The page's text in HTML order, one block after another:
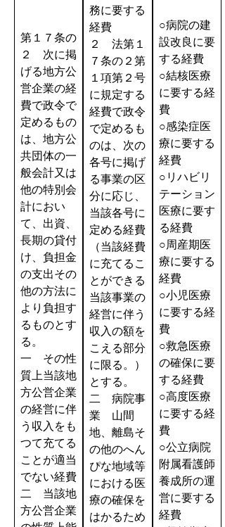
第１７条の
２ 次に掲
げる地方公
営企業の経
費で政令で
定めるもの
は、地方公
共団体の一
般会計又は
他の特別会
計におい
て、出資、
長期の貸付
け、負担金
の支出その
他の方法に
より負担す
るものとす
る。
一 その性
質上当該地
方公営企業
の経営に伴
う収入をも
つて充てる
ことが適当
でない経費
二 当該地
方公営企業
務に要する
経費
２ 法第１
７条の２第
１項第２号
に規定する
経費で政令
で定めるも
のは、次の
各号に掲げ
る事業の区
分に応じ、
当該各号に
定める経費
（当該経費
に充てるこ
とができる
当該事業の
経営に伴う
収入の額を
こえる部分
に限る。）
とする。
二 病院事
業 山間
地、離島そ
の他のへん
ぴな地域等
における医
療の確保を
はかるため
○病院の建
設改良に要
する経費
○結核医療
に要する経
費
○感染症医
療に要する
経費
○リハビリ
テーション
医療に要す
る経費
○周産期医
療に要する
経費
○小児医療
に要する経
費
○救急医療
の確保に要
する経費
○高度医療
に要する経
費
○公立病院
附属看護師
養成所の運
営に要する
経費